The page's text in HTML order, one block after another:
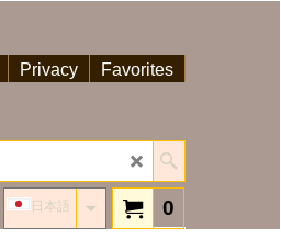
Privacy Favorites
0
日本語